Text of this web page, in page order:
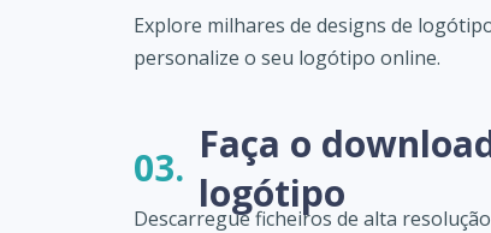
Explore milhares de designs de
personalize o seu logótipo online.
03. Faça o
logótipo
Descarregue ficheiros de alta